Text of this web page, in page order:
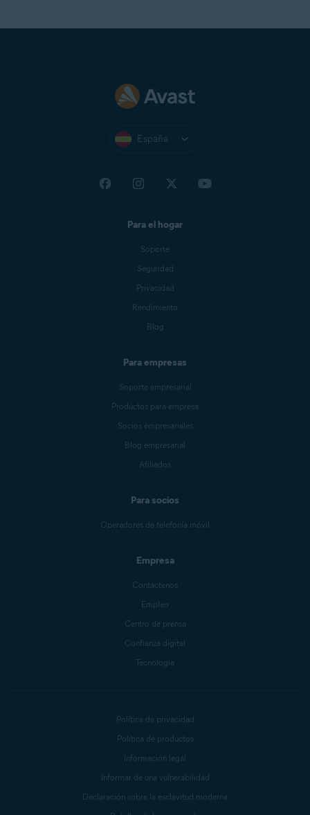
España
Para el hogar
Soporte
Seguridad
Privacidad
Rendimiento
Blog
Para empresas
Soporte empresarial
Productos para empresa
Socios empresariales
Blog empresarial
Afiliados
Para socios
Operadores de telefonía móvil
Empresa
Contáctenos
Empleo
Centro de prensa
Confianza digital
Tecnología
Política de privacidad
Política de productos
Información legal
Informar de una vulnerabilidad
Declaración sobre la esclavitud moderna